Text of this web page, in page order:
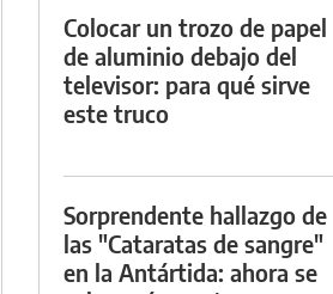
Colocar un trozo de papel
de aluminio debajo del
televisor: para qué sirve
este truco
Sorprendente hallazgo de
las "Cataratas de sangre"
en la Antártida: ahora se